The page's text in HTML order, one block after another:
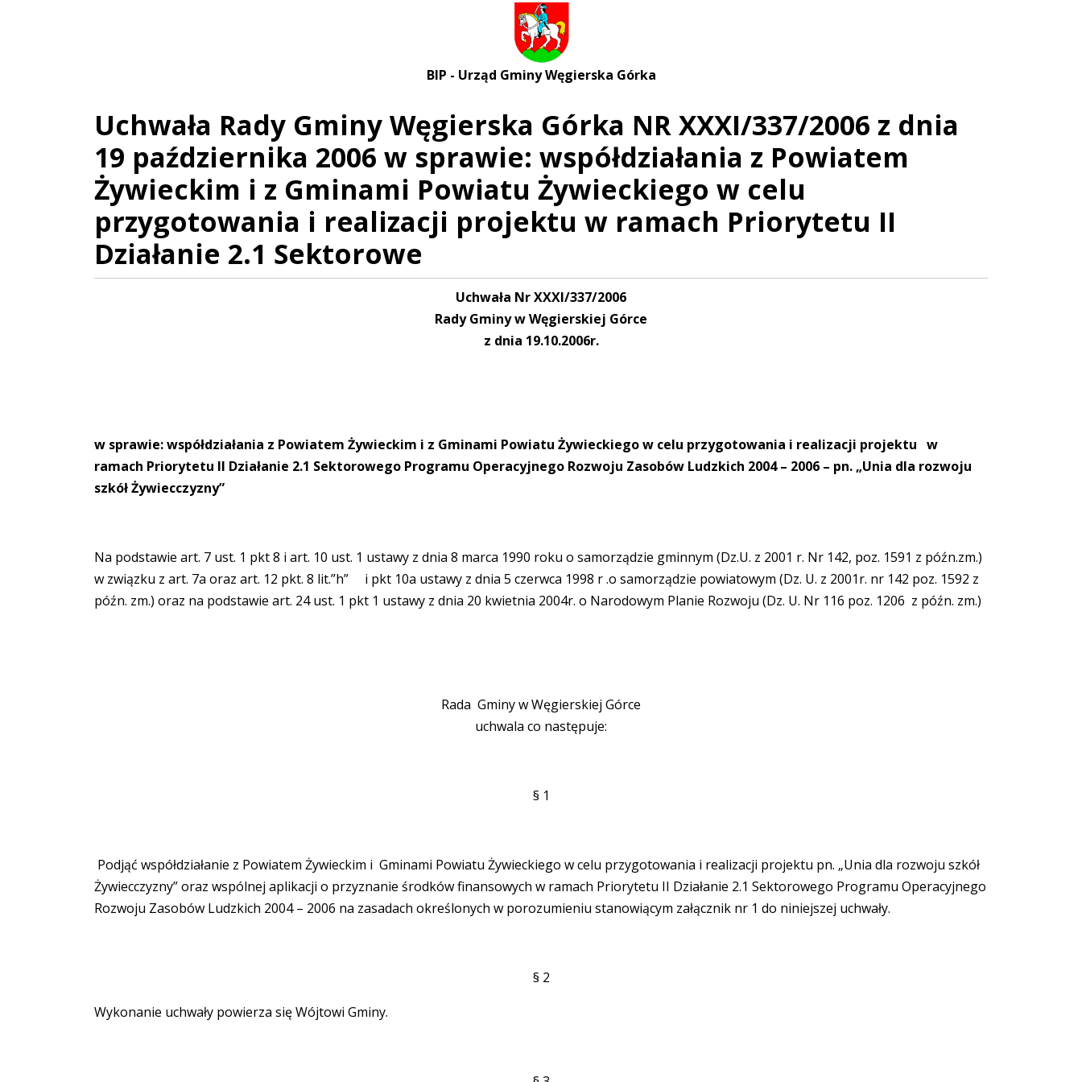
BIP - Urząd Gminy Węgierska Górka
Uchwała Rady Gminy Węgierska Górka NR XXXI/337/2006 z dnia
19 października 2006 w sprawie: współdziałania z Powiatem
Żywieckim i z Gminami Powiatu Żywieckiego w celu
przygotowania i realizacji projektu w ramach Priorytetu II
Działanie 2.1 Sektorowe
Uchwała Nr XXXI/337/2006
Rady Gminy w Węgierskiej Górce
z dnia 19.10.2006r.
w sprawie: współdziałania z Powiatem Żywieckim i z Gminami Powiatu Żywieckiego w celu przygotowania i realizacji projektu w
ramach Priorytetu II Działanie 2.1 Sektorowego Programu Operacyjnego Rozwoju Zasobów Ludzkich 2004 – 2006 – pn. „Unia dla rozwoju
szkół Żywiecczyzny”
Na podstawie art. 7 ust. 1 pkt 8 i art. 10 ust. 1 ustawy z dnia 8 marca 1990 roku o samorządzie gminnym (Dz.U. z 2001 r. Nr 142, poz. 1591 z późn.zm.)
w związku z art. 7a oraz art. 12 pkt. 8 lit.”h” i pkt 10a ustawy z dnia 5 czerwca 1998 r .o samorządzie powiatowym (Dz. U. z 2001r. nr 142 poz. 1592 z
późn. zm.) oraz na podstawie art. 24 ust. 1 pkt 1 ustawy z dnia 20 kwietnia 2004r. o Narodowym Planie Rozwoju (Dz. U. Nr 116 poz. 1206 z późn. zm.)
Rada Gminy w Węgierskiej Górce
uchwala co następuje:
§ 1
Podjąć współdziałanie z Powiatem Żywieckim i Gminami Powiatu Żywieckiego w celu przygotowania i realizacji projektu pn. „Unia dla rozwoju szkół
Żywiecczyzny” oraz wspólnej aplikacji o przyznanie środków finansowych w ramach Priorytetu II Działanie 2.1 Sektorowego Programu Operacyjnego
Rozwoju Zasobów Ludzkich 2004 – 2006 na zasadach określonych w porozumieniu stanowiącym załącznik nr 1 do niniejszej uchwały.
§ 2
Wykonanie uchwały powierza się Wójtowi Gminy.